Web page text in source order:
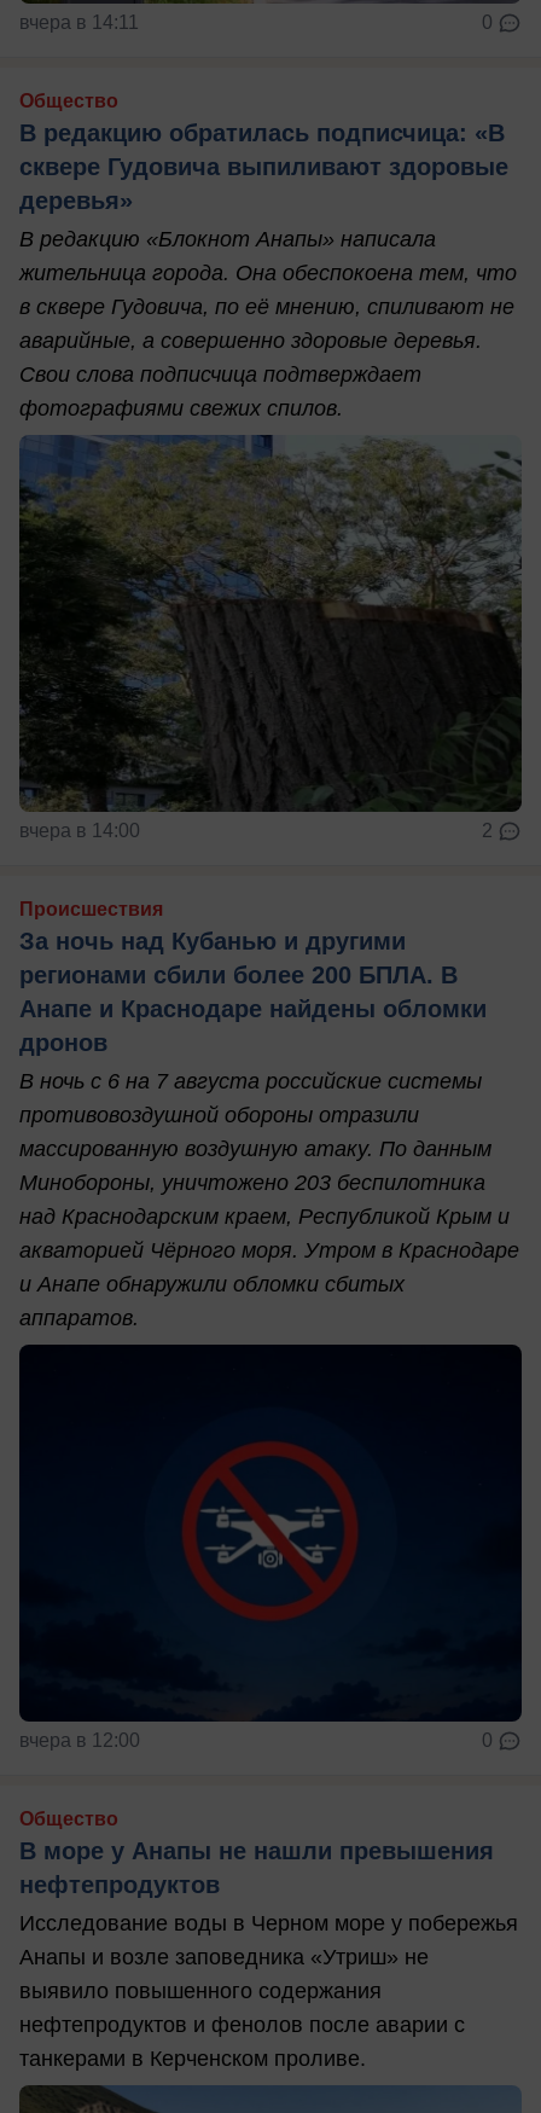
вчера в 14:11 0
Общество
В редакцию обратилась подписчица: «В
сквере Гудовича выпиливают здоровые
деревья»
В редакцию «Блокнот Анапы» написала
жительница города. Она обеспокоена тем, что
в сквере Гудовича, по её мнению, спиливают не
аварийные, а совершенно здоровые деревья.
Свои слова подписчица подтверждает
фотографиями свежих спилов.
вчера в 14:00 2
Происшествия
За ночь над Кубанью и другими
регионами сбили более 200 БПЛА. В
Анапе и Краснодаре найдены обломки
дронов
В ночь с 6 на 7 августа российские системы
противовоздушной обороны отразили
массированную воздушную атаку. По данным
Минобороны, уничтожено 203 беспилотника
над Краснодарским краем, Республикой Крым и
акваторией Чёрного моря. Утром в Краснодаре
и Анапе обнаружили обломки сбитых
аппаратов.
вчера в 12:00 0
Общество
В море у Анапы не нашли превышения
нефтепродуктов
Исследование воды в Черном море у побережья
Анапы и возле заповедника «Утриш» не
выявило повышенного содержания
нефтепродуктов и фенолов после аварии с
танкерами в Керченском проливе.